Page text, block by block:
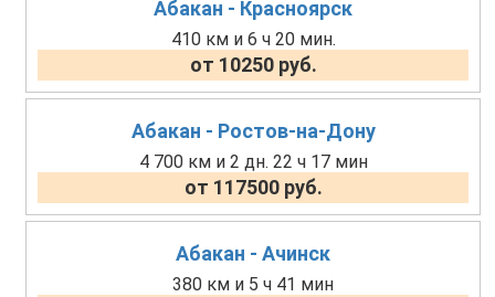
Абакан - Красноярск
410 км и 6 ч 20 мин.
от 10250 руб.
Абакан - Ростов-на-Дону
4 700 км и 2 дн. 22 ч 17 мин
от 117500 руб.
Абакан - Ачинск
380 км и 5 ч 41 мин